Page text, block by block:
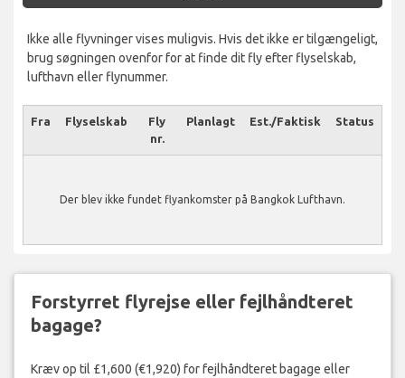
Ikke alle flyvninger vises muligvis. Hvis det ikke er tilgængeligt,
brug søgningen ovenfor for at finde dit fly efter flyselskab,
lufthavn eller flynummer.
Fra Flyselskab
Fly
nr.
Planlagt Est./Faktisk Status
Der blev ikke fundet flyankomster på Bangkok Lufthavn.
Forstyrret flyrejse eller fejlhåndteret
bagage?
Kræv op til £1,600 (€1,920) for fejlhåndteret bagage eller